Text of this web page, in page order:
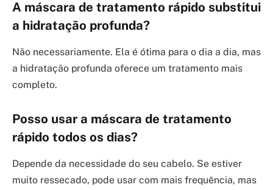
A máscara de tratamento rápido substitui
a hidratação profunda?
Não necessariamente. Ela é ótima para o dia a dia, mas
a hidratação profunda oferece um tratamento mais
completo.
Posso usar a máscara de tratamento
rápido todos os dias?
Depende da necessidade do seu cabelo. Se estiver
muito ressecado, pode usar com mais frequência, mas